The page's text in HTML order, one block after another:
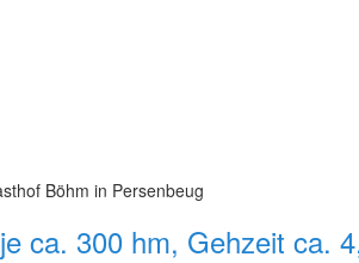
Böhm in Persenbeug
ca. 300 hm, Gehzeit ca.